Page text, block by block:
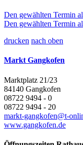
Den gewählten Termin
Den gewählten Termin
drucken nach oben
Markt Gangkofen
Marktplatz 21/23
84140 Gangkofen
08722 9494 - 0
08722 9494 - 20
markt-gangkofen@t-
www.gangkofen.de